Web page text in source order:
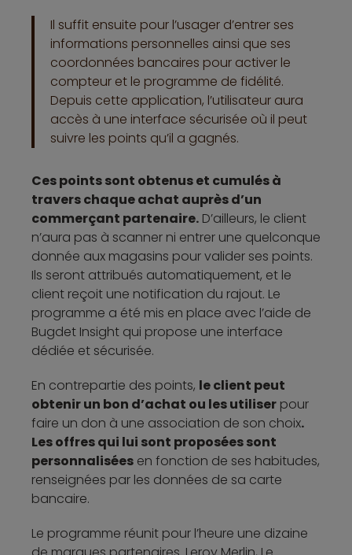
Il suffit ensuite pour l’usager d’entrer ses
informations personnelles ainsi que ses
coordonnées bancaires pour activer le
compteur et le programme de fidélité.
Depuis cette application, l’utilisateur aura
accès à une interface sécurisée où il peut
suivre les points qu’il a gagnés.
Ces points sont obtenus et cumulés à
travers chaque achat auprès d’un
commerçant partenaire. D’ailleurs, le client
n’aura pas à scanner ni entrer une quelconque
donnée aux magasins pour valider ses points.
Ils seront attribués automatiquement, et le
client reçoit une notification du rajout. Le
programme a été mis en place avec l’aide de
Bugdet Insight qui propose une interface
dédiée et sécurisée.
En contrepartie des points, le client peut
obtenir un bon d’achat ou les utiliser pour
faire un don à une association de son choix.
Les offres qui lui sont proposées sont
personnalisées en fonction de ses habitudes,
renseignées par les données de sa carte
bancaire.
Le programme réunit pour l’heure une dizaine